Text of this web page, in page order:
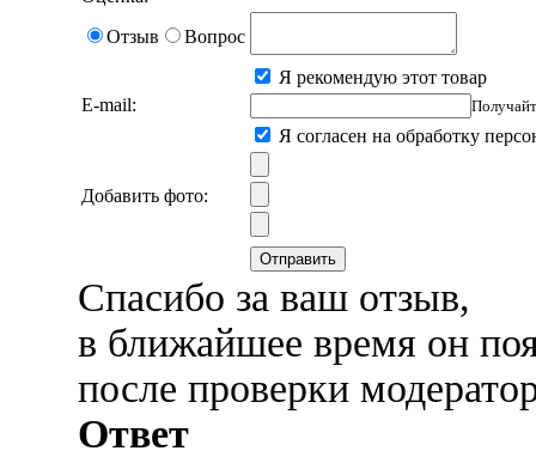
Отзыв
Вопрос
Я рекомендую этот товар
E-mail:
Я согласен на обработку
Добавить фото:
Отправить
Спасибо за ваш отзыв,
в ближайшее время он
после проверки
Ответ